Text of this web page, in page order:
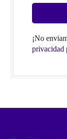
¡No
privacidad